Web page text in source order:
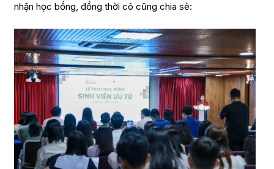
nhận học bổng, đồng thời cô cũng chia sẻ: